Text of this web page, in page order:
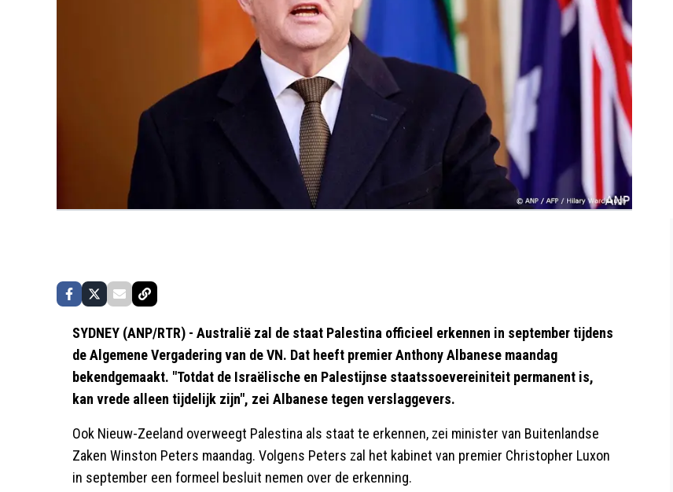
SYDNEY (ANP/RTR) - Australië zal de staat Palestina officieel erkennen in september tijdens
de Algemene Vergadering van de VN. Dat heeft premier Anthony Albanese maandag
bekendgemaakt. "Totdat de Israëlische en Palestijnse staatssoevereiniteit permanent is,
kan vrede alleen tijdelijk zijn", zei Albanese tegen verslaggevers.
Ook Nieuw-Zeeland overweegt Palestina als staat te erkennen, zei minister van Buitenlandse
Zaken Winston Peters maandag. Volgens Peters zal het kabinet van premier Christopher Luxon
in september een formeel besluit nemen over de erkenning.